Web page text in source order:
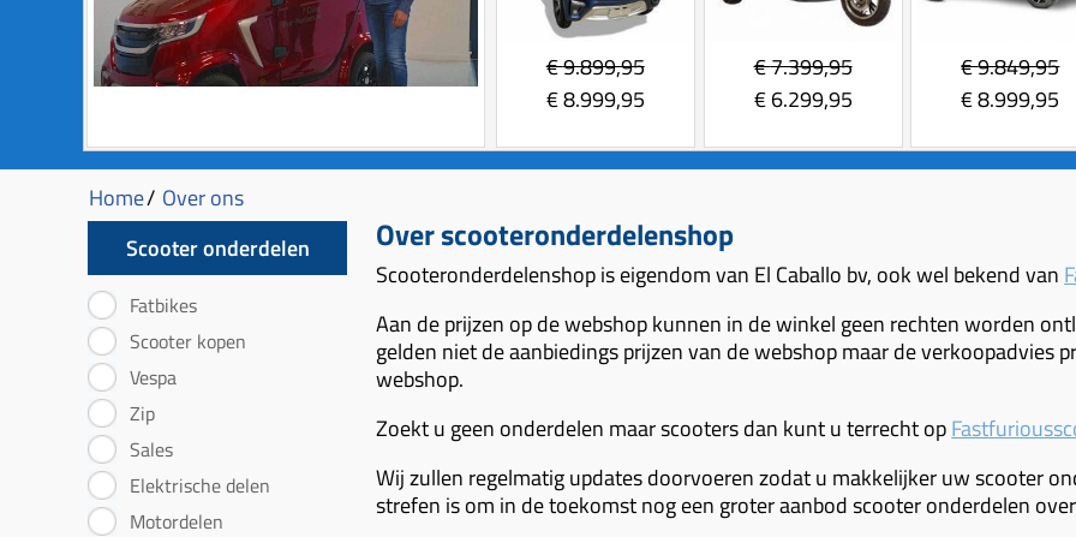
€9.899,95
€8.999,95
€7.399,95
€6.299,95
€9.849,95
€8.999,95
Home/ Over ons
Scooter onderdelen
Fatbikes
Scooter kopen
Vespa
Zip
Sales
Elektrische delen
Motordelen
Over scooteronderdelenshop
Scooteronderdelenshop is eigendom van El Caballo bv, ook wel bekend van
Aan de prijzen op de webshop kunnen in de winkel geen rechten worden
gelden niet de aanbiedings prijzen van de webshop maar de verkoopadvies
webshop.
Zoekt u geen onderdelen maar scooters dan kunt u terrecht op
Wij zullen regelmatig updates doorvoeren zodat u makkelijker uw scooter
strefen is om in de toekomst nog een groter aanbod scooter onderdelen